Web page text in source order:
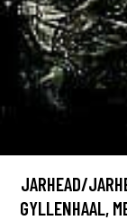
JARHEAD/
GYLLENHAAL,